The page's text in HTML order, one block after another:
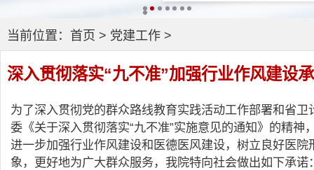
当前位置： 首页 > 党建工作>
深入贯彻落实“九不准”加强行业作风建设
为了深入贯彻党的群众路线教育实践活动工作部署和省卫
委《关于深入贯彻落实“九不准”实施意见的通知》的精神
进一步加强行业作风建设和医德医风建设，树立良好医院
象，更好地为广大群众服务，我院特向社会做出如下承诺